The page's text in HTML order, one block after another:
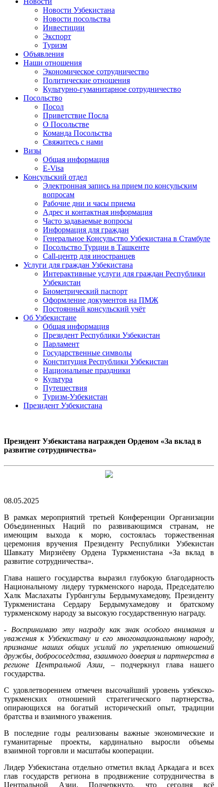
Новости Узбекистана
Новости посольства
Инвестиции
Экспорт
Туризм
Объявления
Наши отношения
Экономическое сотрудничество
Политические отношения
Культурно-гуманитарное сотрудничество
Посольство
Посол
Приветствие Посла
О Посольстве
Команда Посольства
Свяжитесь с нами
Визы
Общая информация
E-Visa
Консульский отдел
Электронная запись на прием по консульским
вопросам
Рабочие дни и часы приема
Адрес и контактная информация
Часто задаваемые вопросы
Информация для граждан
Генеральное Консульство Узбекистана в Стамбуле
Посольство Турции в Ташкенте
Call-центр для иностранцев
Услуги для граждан Узбекистана
Интерактивные услуги для граждан Республики
Узбекистан
Биометрический паспорт
Оформление документов на ПМЖ
Постоянный консульский учёт
Об Узбекистане
Общая информация
Президент Республики Узбекистан
Парламент
Государственные символы
Конституция Республики Узбекистан
Национальные праздники
Культура
Путешествия
Туризм-Узбекистан
Президент Узбекистана
Президент Узбекистана награжден Орденом «За вклад в
развитие сотрудничества»
08.05.2025
В рамках мероприятий третьей Конференции Организации
Объединенных Наций по развивающимся странам, не
имеющим выхода к морю, состоялась торжественная
церемония вручения Президенту Республики Узбекистан
Шавкату Мирзиёеву Ордена Туркменистана «За вклад в
развитие сотрудничества».
Глава нашего государства выразил глубокую благодарность
Национальному лидеру туркменского народа, Председателю
Халк Маслахаты Гурбангулы Бердымухамедову, Президенту
Туркменистана Сердару Бердымухамедову и братскому
туркменскому народу за высокую государственную награду.
- Воспринимаю эту награду как знак особого внимания и
уважения к Узбекистану и его многонациональному народу,
признание наших общих усилий по укреплению отношений
дружбы, добрососедства, взаимного доверия и партнерства в
регионе Центральной Азии,
– подчеркнул глава нашего
государства.
С удовлетворением отмечен высочайший уровень узбекско-
туркменских отношений стратегического партнерства,
опирающихся на богатый исторический опыт, традиции
братства и взаимного уважения.
В последние годы реализованы важные экономические и
гуманитарные проекты, кардинально выросли объемы
взаимной торговли и масштабы кооперации.
Лидер Узбекистана отдельно отметил вклад Аркадага и всех
глав государств региона в продвижение сотрудничества в
Центральной Азии. Подчеркнуто, что сегодня всё